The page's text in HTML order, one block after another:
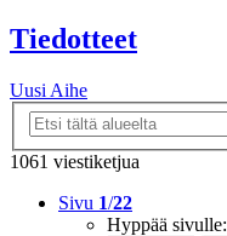
Tiedotteet
Uusi Aihe
1061 viestiketjua
Sivu 1/22
Hyppää sivulle: